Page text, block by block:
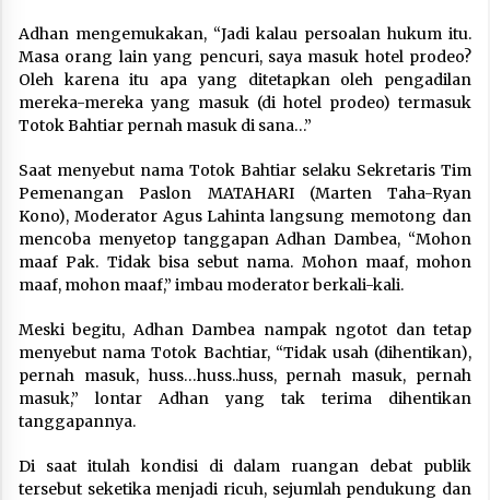
Adhan mengemukakan, “Jadi kalau persoalan hukum itu.
Masa orang lain yang pencuri, saya masuk hotel prodeo?
Oleh karena itu apa yang ditetapkan oleh pengadilan
mereka-mereka yang masuk (di hotel prodeo) termasuk
Totok Bahtiar pernah masuk di sana…”
Saat menyebut nama Totok Bahtiar selaku Sekretaris Tim
Pemenangan Paslon MATAHARI (Marten Taha-Ryan
Kono), Moderator Agus Lahinta langsung memotong dan
mencoba menyetop tanggapan Adhan Dambea, “Mohon
maaf Pak. Tidak bisa sebut nama. Mohon maaf, mohon
maaf, mohon maaf,” imbau moderator berkali-kali.
Meski begitu, Adhan Dambea nampak ngotot dan tetap
menyebut nama Totok Bachtiar, “Tidak usah (dihentikan),
pernah masuk, huss…huss..huss, pernah masuk, pernah
masuk,” lontar Adhan yang tak terima dihentikan
tanggapannya.
Di saat itulah kondisi di dalam ruangan debat publik
tersebut seketika menjadi ricuh, sejumlah pendukung dan